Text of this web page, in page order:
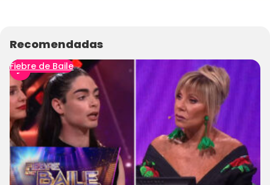
Recomendadas
Fiebre de Baile